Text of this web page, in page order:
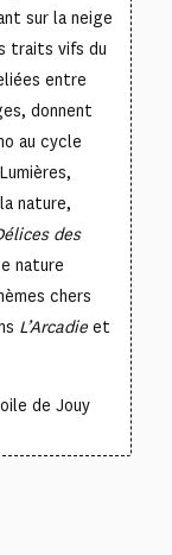
sur la neige
traits vifs du
entre
donnent
au cycle
nature,
des
nature
chers
L’Arcadieet
de Jouy